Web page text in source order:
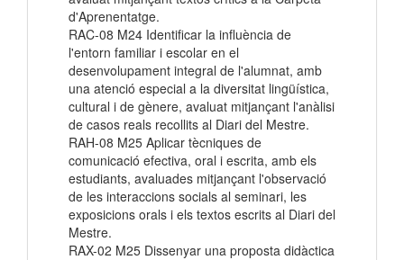
d'Aprenentatge.
RAC-08 M24 Identificar la influència de
l'entorn familiar i escolar en el
desenvolupament integral de l'alumnat, amb
una atenció especial a la diversitat lingüística,
cultural i de gènere, avaluat mitjançant l'anàlisi
de casos reals recollits al Diari del Mestre.
RAH-08 M25 Aplicar tècniques de
comunicació efectiva, oral i escrita, amb els
estudiants, avaluades mitjançant l'observació
de les interaccions socials al seminari, les
exposicions orals i els textos escrits al Diari del
Mestre.
RAX-02 M25 Dissenyar una proposta didàctica